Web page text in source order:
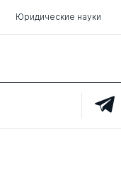
Юридические науки